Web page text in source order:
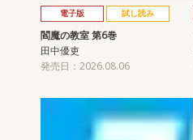
電子版 試し読み
閻魔の教室 第6巻
田中優吏
発売日：2026.08.06